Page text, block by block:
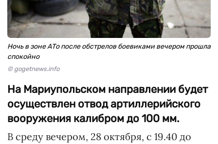
Ночь в зоне АТо после обстрелов боевиками вечером прошла
спокойно
© gogetnews.info
На Мариупольском направлении будет
осуществлен отвод артиллерийского
вооружения калибром до 100 мм.
В среду вечером, 28 октября, с 19.40 до